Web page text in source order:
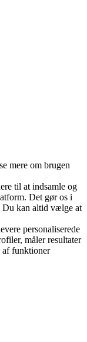
mere om brugen
til at indsamle og
Det gør os i
Du kan altid vælge at
personaliserede
måler resultater
funktioner